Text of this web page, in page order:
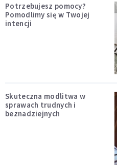
Potrzebujesz pomocy?
Pomodlimy się w Twojej
intencji
Skuteczna modlitwa w
sprawach trudnych i
beznadziejnych